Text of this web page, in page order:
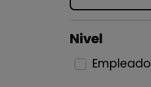
Nivel
Empleado